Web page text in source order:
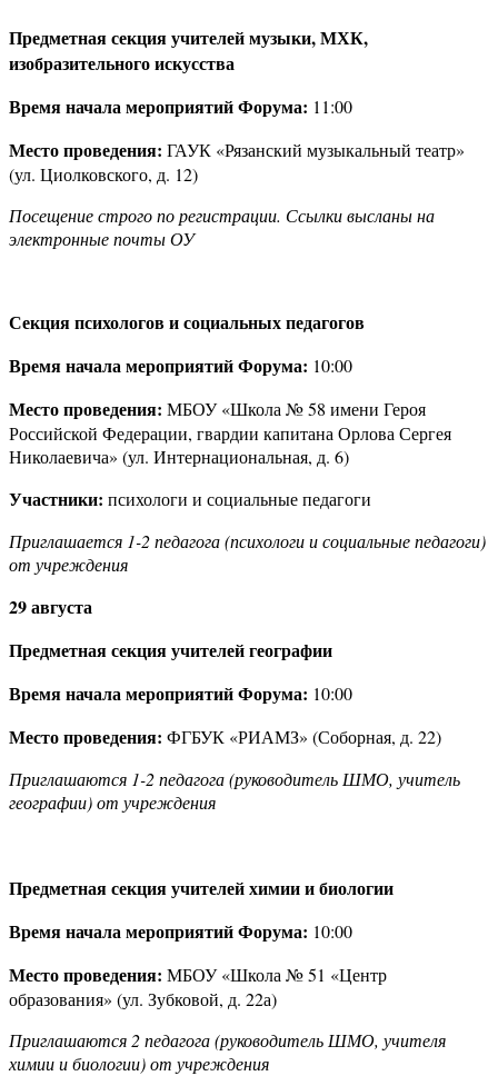
Предметная секция учителей музыки, МХК,
изобразительного искусства
Время начала мероприятий Форума: 11:00
Место проведения: ГАУК «Рязанский музыкальный театр»
(ул. Циолковского, д. 12)
Посещение строго по регистрации. Ссылки высланы на
электронные почты ОУ
Секция психологов и социальных педагогов
Время начала мероприятий Форума: 10:00
Место проведения: МБОУ «Школа № 58 имени Героя
Российской Федерации, гвардии капитана Орлова Сергея
Николаевича» (ул. Интернациональная, д. 6)
Участники: психологи и социальные педагоги
Приглашается 1-2 педагога (психологи и социальные педагоги)
от учреждения
29 августа
Предметная секция учителей географии
Время начала мероприятий Форума: 10:00
Место проведения: ФГБУК «РИАМЗ» (Соборная, д. 22)
Приглашаются 1-2 педагога (руководитель ШМО, учитель
географии) от учреждения
Предметная секция учителей химии и биологии
Время начала мероприятий Форума: 10:00
Место проведения: МБОУ «Школа № 51 «Центр
образования» (ул. Зубковой, д. 22а)
Приглашаются 2 педагога (руководитель ШМО, учителя
химии и биологии) от учреждения